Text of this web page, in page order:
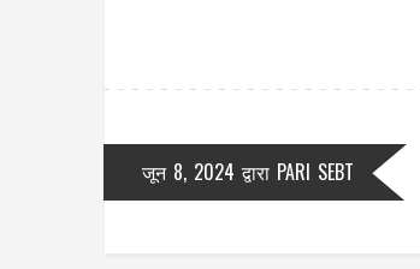
जून 8, 2024 द्वारा PARI SEBT